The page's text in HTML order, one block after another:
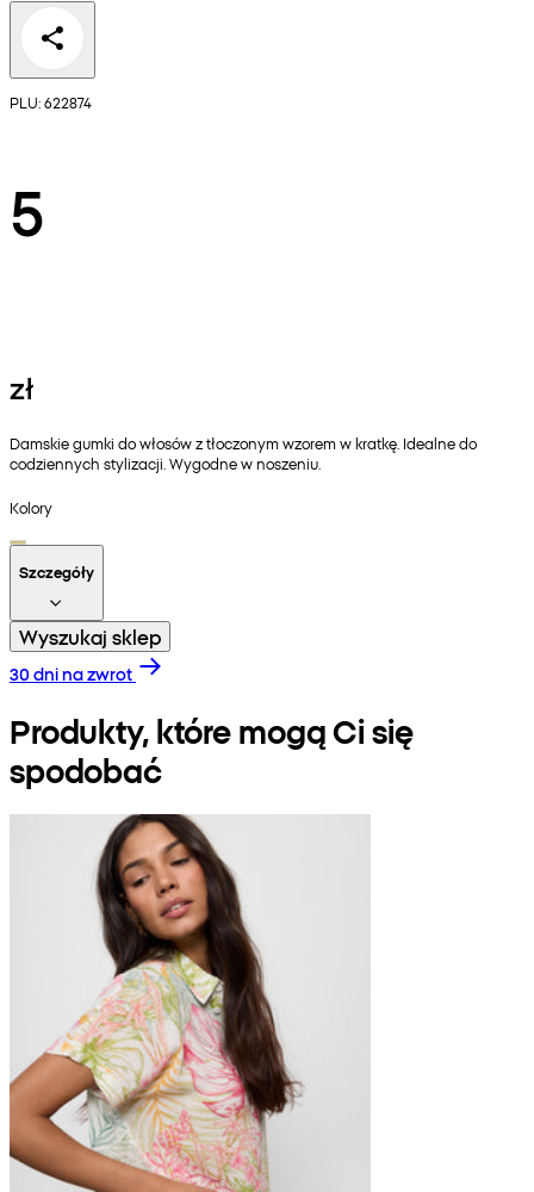
PLU: 622874
5
zł
Damskie gumki do włosów z tłoczonym wzorem w kratkę. Idealne do
codziennych stylizacji. Wygodne w noszeniu.
Kolory
Szczegóły
Wyszukaj sklep
30 dni na zwrot
Produkty, które mogą Ci się
spodobać